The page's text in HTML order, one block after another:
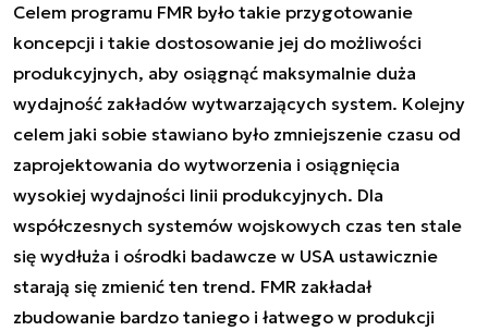
Celem programu FMR było takie przygotowanie
koncepcji i takie dostosowanie jej do możliwości
produkcyjnych, aby osiągnąć maksymalnie duża
wydajność zakładów wytwarzających system. Kolejny
celem jaki sobie stawiano było zmniejszenie czasu od
zaprojektowania do wytworzenia i osiągnięcia
wysokiej wydajności linii produkcyjnych. Dla
współczesnych systemów wojskowych czas ten stale
się wydłuża i ośrodki badawcze w USA ustawicznie
starają się zmienić ten trend. FMR zakładał
zbudowanie bardzo taniego i łatwego w produkcji